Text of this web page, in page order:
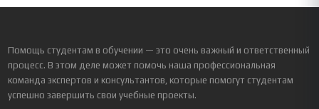
Помощь студентам в обучении — это очень важный и ответственный
процесс. В этом деле может помочь наша профессиональная
команда экспертов и консультантов, которые помогут студентам
успешно завершить свои учебные проекты.